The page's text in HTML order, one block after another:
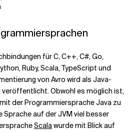
für C, C++, C#, Go,
Ruby, Scala, TypeScript und
von Avro wird als Java-
Obwohl es möglich ist,
der Programmiersprache Java zu
Sprache auf der JVM viel besser
Scalawurde mit Blick auf